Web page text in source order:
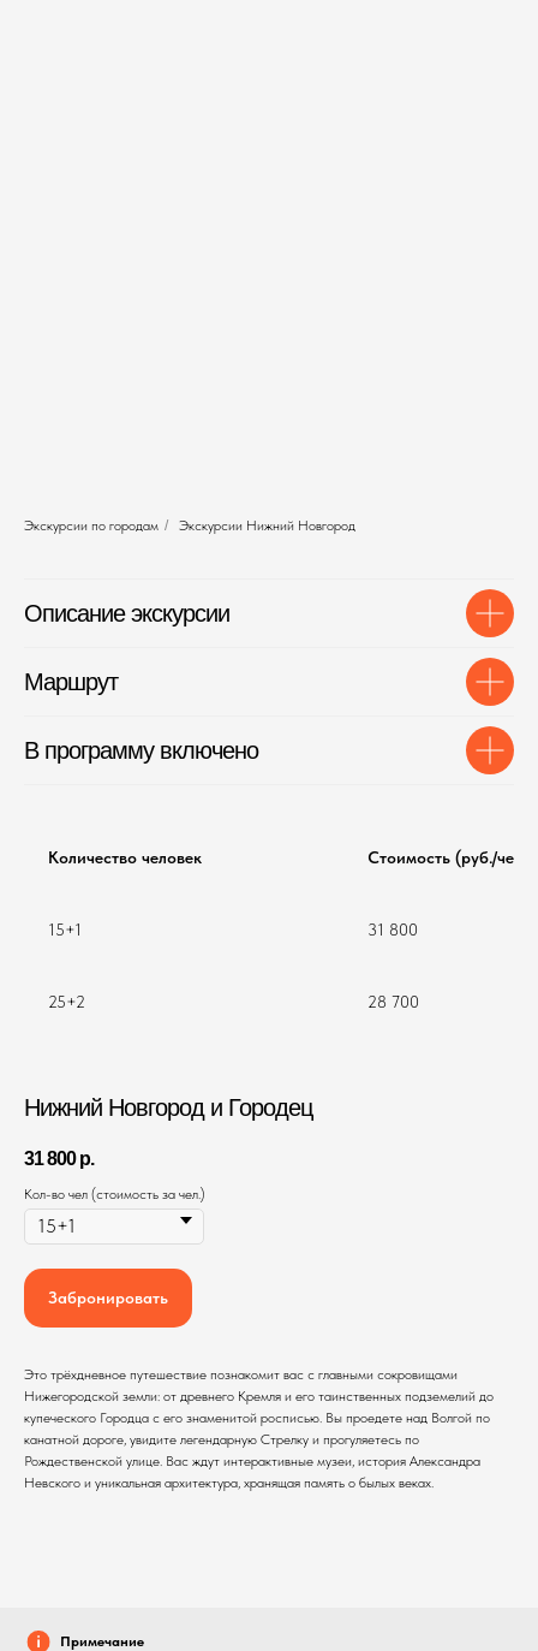
Экскурсии по городам / Экскурсии Нижний Новгород
Описание экскурсии
Маршрут
В программу включено
Количество человек Стоимость (руб./чел.)
15+1 31 800
25+2 28 700
Нижний Новгород и Городец
31 800 р.
Кол-во чел (стоимость за чел.)
Забронировать
Это трёхдневное путешествие познакомит вас с главными сокровищами
Нижегородской земли: от древнего Кремля и его таинственных подземелий до
купеческого Городца с его знаменитой росписью. Вы проедете над Волгой по
канатной дороге, увидите легендарную Стрелку и прогуляетесь по
Рождественской улице. Вас ждут интерактивные музеи, история Александра
Невского и уникальная архитектура, хранящая память о былых веках.
Примечание